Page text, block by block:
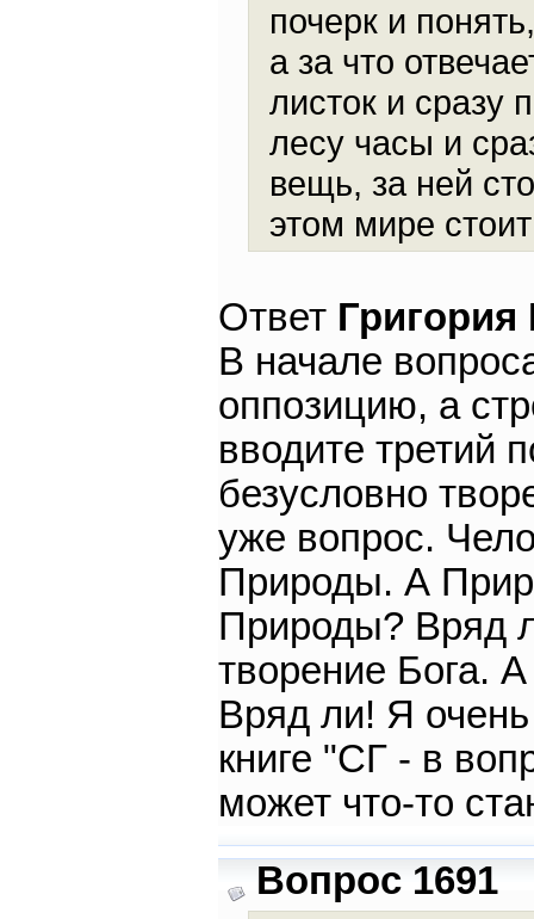
почерк и
а за что
листок и сразу
лесу часы и
вещь, за ней
этом мире
Ответ
В начале
оппозицию, а
вводите третий
безусловно
уже вопрос.
Природы. А
Природы? Вряд
творение Бога.
Вряд ли! Я
книге "СГ - в
может что-то
Вопрос 1691